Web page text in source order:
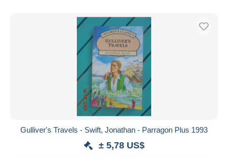
Gulliver's Travels - Swift, Jonathan - Parragon Plus 1993
± 5,78 US$